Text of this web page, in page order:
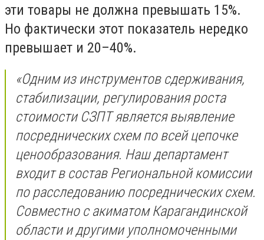
эти товары не должна превышать 15%.
Но фактически этот показатель нередко
превышает и 20–40%.
«Одним из инструментов сдерживания,
стабилизации, регулирования роста
стоимости СЗПТ является выявление
посреднических схем по всей цепочке
ценообразования. Наш департамент
входит в состав Региональной комиссии
по расследованию посреднических схем.
Совместно с акиматом Карагандинской
области и другими уполномоченными